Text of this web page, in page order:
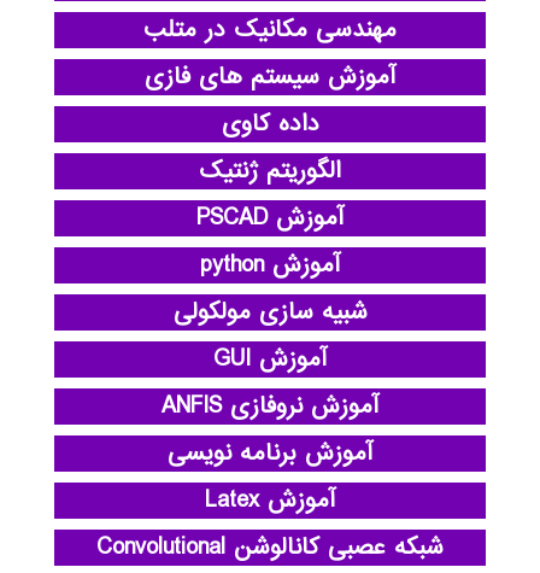
مهندسی مکانیک در متلب
آموزش سیستم های فازی
داده کاوی
الگوریتم ژنتیک
آموزش PSCAD
آموزش python
شبیه سازی مولکولی
آموزش GUI
آموزش نروفازی ANFIS
آموزش برنامه نویسی
آموزش Latex
شبکه عصبی کانالوشن Convolutional